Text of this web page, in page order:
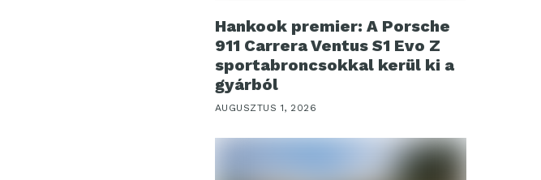
Hankook premier: A Porsche
911 Carrera Ventus S1 Evo Z
sportabroncsokkal kerül ki a
gyárból
AUGUSZTUS 1, 2026